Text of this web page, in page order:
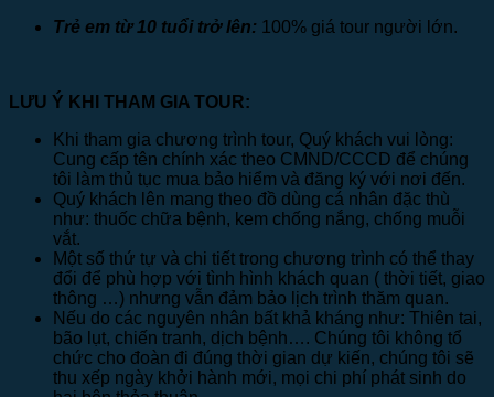
Trẻ em từ 10 tuổi trở lên: 100% giá tour người lớn.
LƯU Ý KHI THAM GIA TOUR:
Khi tham gia chương trình tour, Quý khách vui lòng:
Cung cấp tên chính xác theo CMND/CCCD để chúng
tôi làm thủ tục mua bảo hiểm và đăng ký với nơi đến.
Quý khách lên mang theo đồ dùng cá nhân đặc thù
như: thuốc chữa bệnh, kem chống nắng, chống muỗi
vắt.
Một số thứ tự và chi tiết trong chương trình có thể thay
đổi để phù hợp với tình hình khách quan ( thời tiết, giao
thông …) nhưng vẫn đảm bảo lịch trình thăm quan.
Nếu do các nguyên nhân bất khả kháng như: Thiên tai,
bão lụt, chiến tranh, dịch bệnh…. Chúng tôi không tổ
chức cho đoàn đi đúng thời gian dự kiến, chúng tôi sẽ
thu xếp ngày khởi hành mới, mọi chi phí phát sinh do